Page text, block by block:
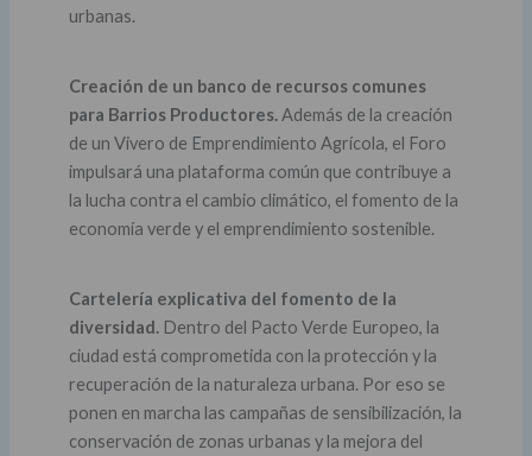
urbanas.
Creación de un banco de recursos comunes
para Barrios Productores.Además de la creación
de un Vivero de Emprendimiento Agrícola, el Foro
impulsará una plataforma común que contribuye a
la lucha contra el cambio climático, el fomento de la
economía verde y el emprendimiento sostenible.
Cartelería explicativa del fomento de la
diversidad.Dentro del Pacto Verde Europeo, la
ciudad está comprometida con la protección y la
recuperación de la naturaleza urbana. Por eso se
ponen en marcha las campañas de sensibilización, la
conservación de zonas urbanas y la mejora del